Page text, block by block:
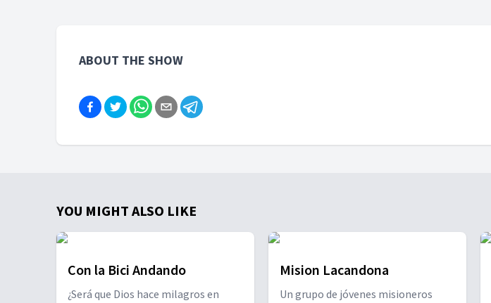
ABOUT THE SHOW
YOU MIGHT ALSO LIKE
Con la Bici Andando
¿Será que Dios hace milagros en
Mision Lacandona
Un grupo de jóvenes misioneros